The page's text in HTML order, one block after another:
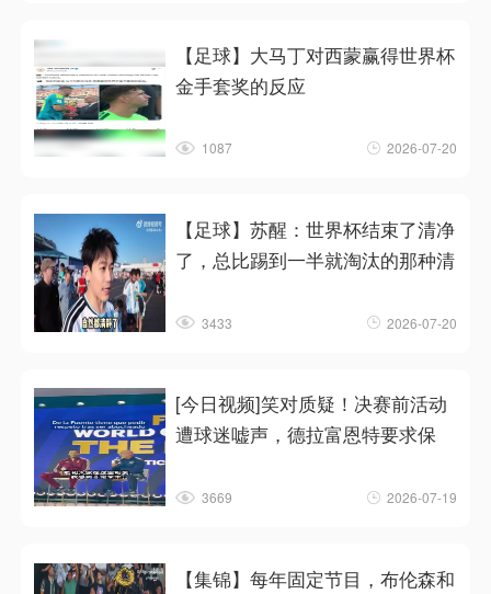
【足球】大马丁对西蒙赢得世界杯
金手套奖的反应
1087 2026-07-20
【足球】苏醒：世界杯结束了清净
了，总比踢到一半就淘汰的那种清
3433 2026-07-20
[今日视频]笑对质疑！决赛前活动
遭球迷嘘声，德拉富恩特要求保
3669 2026-07-19
【集锦】每年固定节目，布伦森和